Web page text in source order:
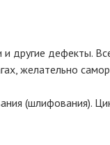
другие дефекты.
желательно
(шлифования).